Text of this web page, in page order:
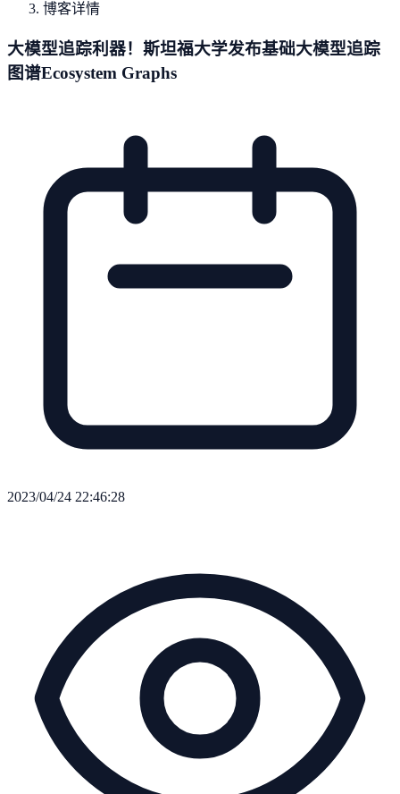
博客详情
大模型追踪利器！斯坦福大学发布基础大模型追踪
图谱Ecosystem Graphs
2023/04/24 22:46:28